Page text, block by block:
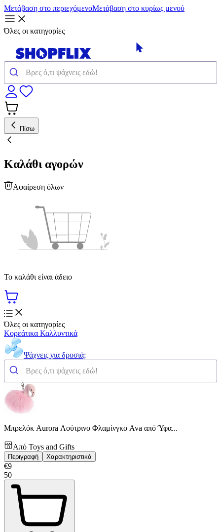
Μετάβαση στο περιεχόμενοΜετάβαση στο κυρίως μενού
Όλες οι κατηγορίες
Πίσω
Καλάθι αγορών
Αφαίρεση όλων
Το καλάθι είναι άδειο
Όλες οι κατηγορίες
Κορεάτικα Καλλυντικά
Ψάχνεις για δροσιά;
Μπρελόκ Aurora Λούτρινο Φλαμίνγκο Ava από Ύφα...
Από Toys and Gifts
Περιγραφή Χαρακτηριστικά
€9
50